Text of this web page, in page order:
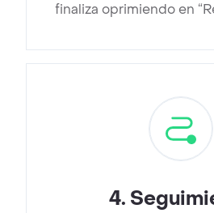
finaliza oprimiendo en
4.